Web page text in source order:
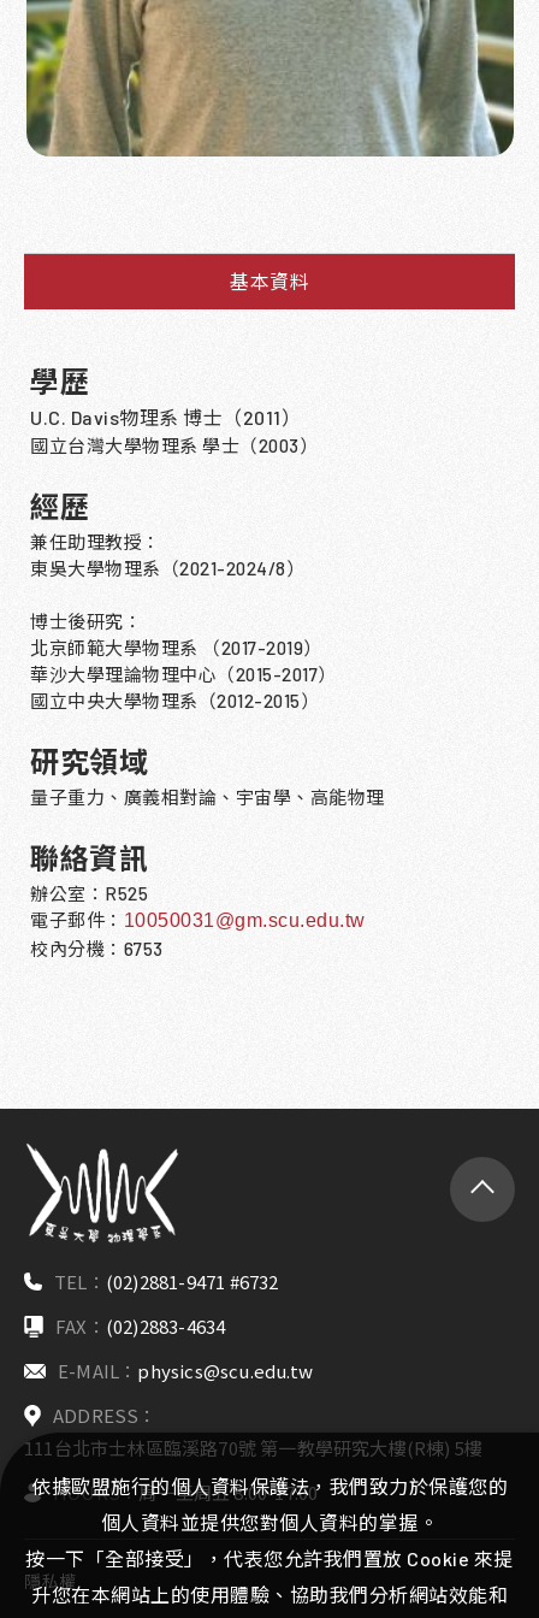
基本資料
學歷
U.C. Davis物理系 博士（2011）
國立台灣大學物理系 學士 （2003）
經歷
兼任助理教授：
東吳大學物理系（2021-2024/8）
博士後研究：
北京師範大學物理系 （2017-2019）
華沙大學理論物理中心（2015-2017）
國立中央大學物理系（2012-2015）
研究領域
量子重力、廣義相對論、宇宙學、高能物理
聯絡資訊
辦公室：R525
電子郵件： 10050031@gm.scu.edu.tw
校內分機：6753
TEL： (02)2881-9471 #6732
FAX： (02)2883-4634
E-MAIL： physics@scu.edu.tw
ADDRESS：
111台北市士林區臨溪路70號 第一教學研究大樓(R棟) 5樓
HOURS：周一至周五 8:00-17:00
隱私權
依據歐盟施行的個人資料保護法，我們致力於保護您的
個人資料並提供您對個人資料的掌握。
按一下「全部接受」，代表您允許我們置放 Cookie 來提
升您在本網站上的使用體驗、協助我們分析網站效能和